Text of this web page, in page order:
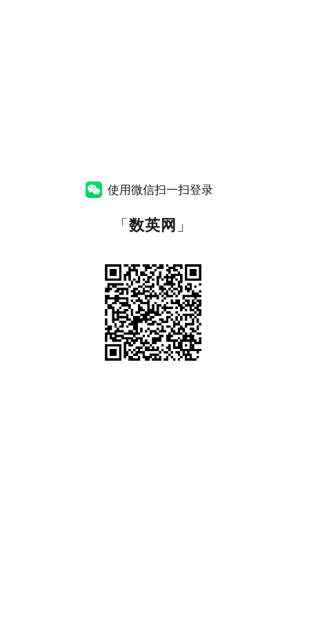
使用微信扫一扫登录
「数英网 」